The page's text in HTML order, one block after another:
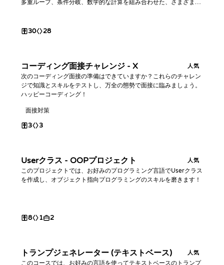
多重ループ、条件分岐、数学的な計算を組み合わせた、さまざまな
30 28
コーディング面接チャレンジ - X 人気
次のコーディング面接の準備はできていますか？これらのチャレン
ジで知識とスキルをテストし、万全の態勢で面接に臨みましょう。
ハッピーコーディング！
面接対策
3 3
Userクラス - OOPプロジェクト 人気
このプロジェクトでは、お好みのプログラミング言語でUserクラス
を作成し、オブジェクト指向プログラミングのスキルを磨きます！
8 1 2
トランプジェネレーター (テキストベース) 人気
このコースでは、お好みの言語を使ってテキストベースのトランプ